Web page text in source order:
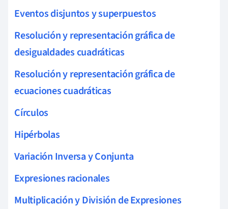
Eventos disjuntos y superpuestos
Resolución y representación gráfica de
desigualdades cuadráticas
Resolución y representación gráfica de
ecuaciones cuadráticas
Círculos
Hipérbolas
Variación Inversa y Conjunta
Expresiones racionales
Multiplicación y División de Expresiones